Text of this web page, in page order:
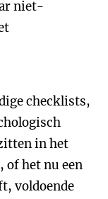
niet-
checklists,
in het
of het nu een
voldoende